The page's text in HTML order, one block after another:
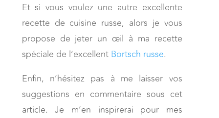
Et si vous voulez une autre excellente
recette de cuisine russe, alors je vous
propose de jeter un œil à ma recette
spéciale de l’excellent Bortsch russe.
Enfin, n’hésitez pas à me laisser vos
suggestions en commentaire sous cet
article. Je m’en inspirerai pour mes